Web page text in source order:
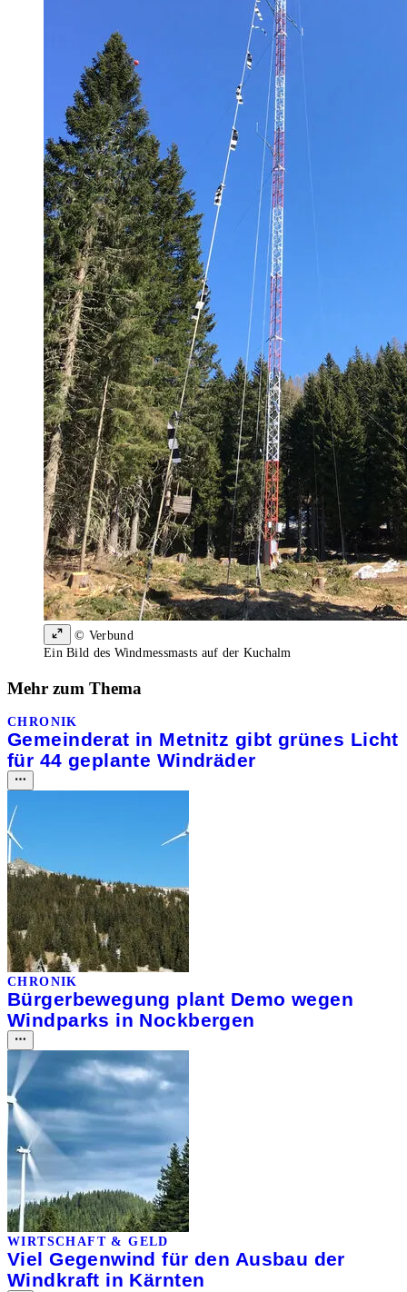
© Verbund
Ein Bild des Windmessmasts auf der Kuchalm
Mehr zum Thema
CHRONIK
Gemeinderat in Metnitz gibt grünes Licht
für 44 geplante Windräder
CHRONIK
Bürgerbewegung plant Demo wegen
Windparks in Nockbergen
WIRTSCHAFT & GELD
Viel Gegenwind für den Ausbau der
Windkraft in Kärnten